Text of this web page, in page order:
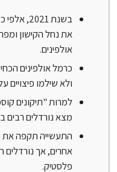
בשנת
את נחל הקישון
אולפינים.
כרמל אולפינים
ולא שילמו פיצויים
מצא נורדלים רבים
התעשייה תקפה את
אחרים, אך נורדלים
פלסטיק.